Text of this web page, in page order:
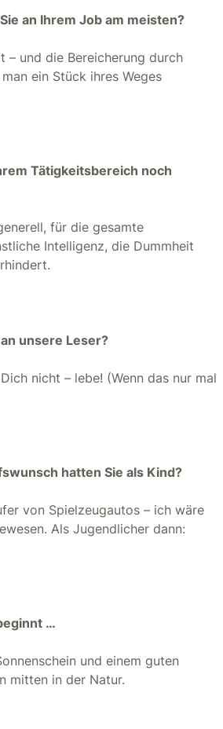
an Ihrem Job am meisten?
– und die Bereicherung durch
ein Stück ihres Weges
Tätigkeitsbereich noch
für die gesamte
Intelligenz, die Dummheit
unsere Leser?
nicht – lebe! (Wenn das nur mal
hatten Sie als Kind?
von Spielzeugautos – ich wäre
Als Jugendlicher dann:
…
und einem guten
mitten in der Natur.